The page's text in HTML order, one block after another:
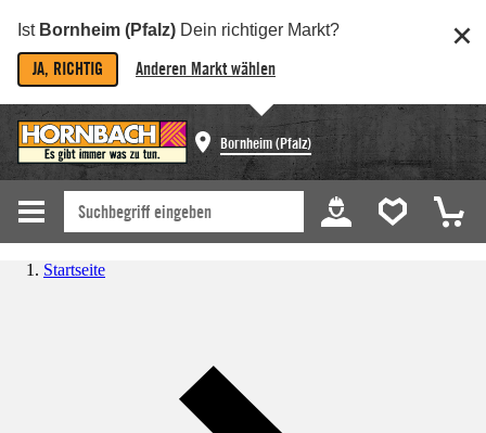
Ist Bornheim (Pfalz) Dein richtiger Markt?
JA, RICHTIG Anderen Markt wählen
Bornheim (Pfalz)
Startseite